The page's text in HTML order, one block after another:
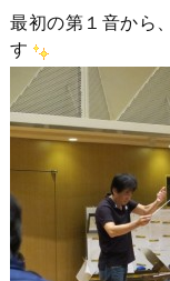
最初の第１音から
す